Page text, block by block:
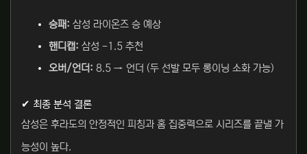
승패: 삼성 라이온즈 승 예상
핸디캡: 삼성 -1.5 추천
오버/언더: 8.5 → 언더 (두 선발 모두 롱이닝 소화 가능)
✔ 최종 분석 결론
삼성은 후라도의 안정적인 피칭과 홈 집중력으로 시리즈를 끝낼 가
능성이 높다.